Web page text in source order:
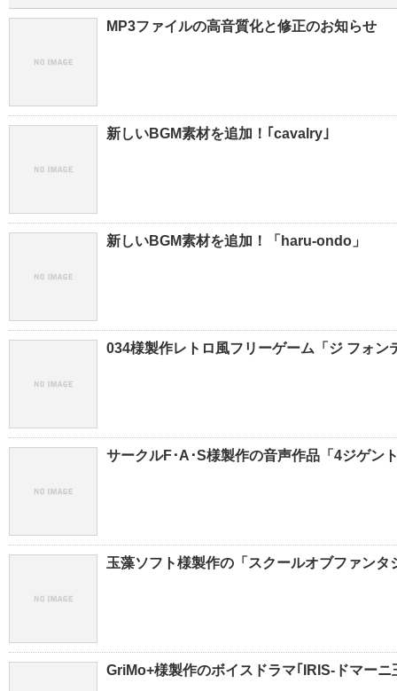
MP3ファイルの高音質化と修正のお知らせ
新しいBGM素材を追加！｢cavalry｣
新しいBGM素材を追加！「haru-ondo」
034様製作レトロ風フリーゲーム「ジ フォ
サークルF･A･S様製作の音声作品「4ジゲン
玉藻ソフト様製作の「スクールオブファン
GriMo+様製作のボイスドラマ｢IRIS-ドマーニ